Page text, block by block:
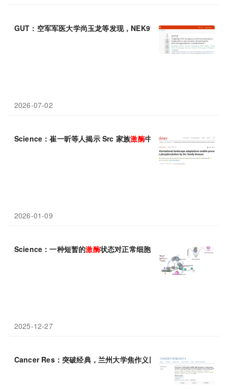
GUT：空军军医大学尚玉龙等发现，NEK9激酶—可同时“拆解”癌
2026-07-02
Science：崔一昕等人揭示 Src 家族激酶中一个“不可见”的关键功
2026-01-09
Science：一种短暂的激酶状态对正常细胞迁移和T细胞功能至关
2025-12-27
Cancer Res：突破经典，兰州大学焦作义团队发现非激酶调控的